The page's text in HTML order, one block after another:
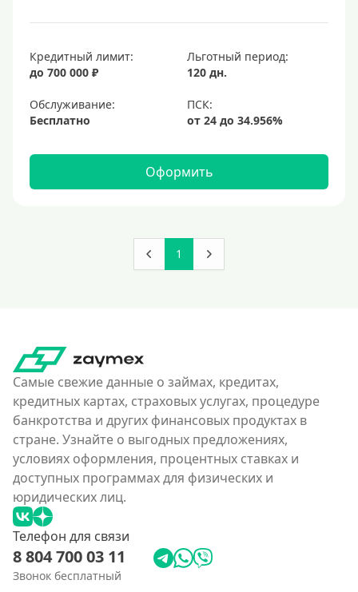
Кредитный лимит:
до 700 000 ₽
Льготный период:
120 дн.
Обслуживание:
Бесплатно
Оформить
1
Самые свежие данные о займах, кредитах,
кредитных картах, страховых услугах, процедуре
банкротства и других финансовых продуктах в
стране. Узнайте о выгодных предложениях,
условиях оформления, процентных ставках и
доступных программах для физических и
юридических лиц.
Телефон для связи
8 804 700 03 11
Звонок бесплатный